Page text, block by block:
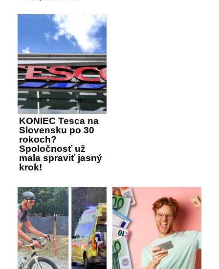
KONIEC Tesca na
Slovensku po 30
rokoch?
Spoločnosť už
mala spraviť jasný
krok!